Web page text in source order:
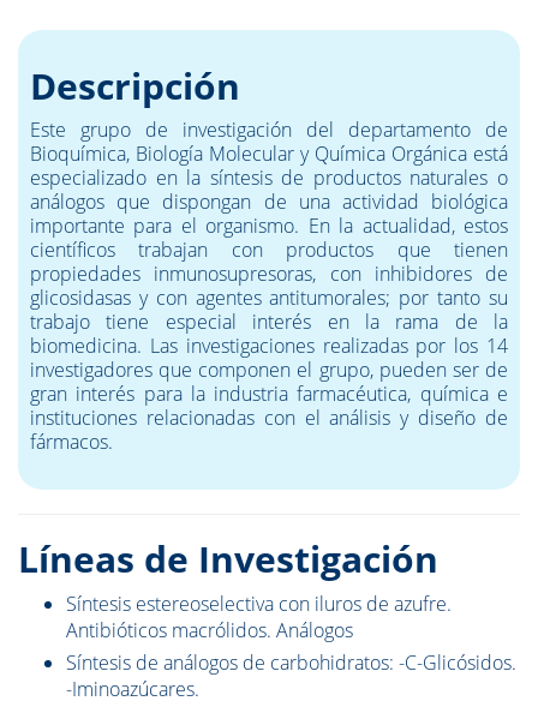
Descripción
Este grupo de investigación del departamento de
Bioquímica, Biología Molecular y Química Orgánica está
especializado en la síntesis de productos naturales o
análogos que dispongan de una actividad biológica
importante para el organismo. En la actualidad, estos
científicos trabajan con productos que tienen
propiedades inmunosupresoras, con inhibidores de
glicosidasas y con agentes antitumorales; por tanto su
trabajo tiene especial interés en la rama de la
biomedicina. Las investigaciones realizadas por los 14
investigadores que componen el grupo, pueden ser de
gran interés para la industria farmacéutica, química e
instituciones relacionadas con el análisis y diseño de
fármacos.
Líneas de Investigación
Síntesis estereoselectiva con iluros de azufre.
Antibióticos macrólidos. Análogos
Síntesis de análogos de carbohidratos: -C-Glicósidos.
-Iminoazúcares.